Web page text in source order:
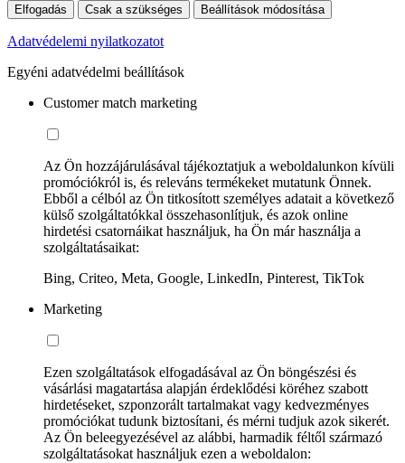
Elfogadás Csak a szükséges Beállítások módosítása
Adatvédelemi nyilatkozatot
Egyéni adatvédelmi beállítások
Customer match marketing
Az Ön hozzájárulásával tájékoztatjuk a weboldalunkon kívüli
promóciókról is, és releváns termékeket mutatunk Önnek.
Ebből a célból az Ön titkosított személyes adatait a következő
külső szolgáltatókkal összehasonlítjuk, és azok online
hirdetési csatornáikat használjuk, ha Ön már használja a
szolgáltatásaikat:
Bing, Criteo, Meta, Google, LinkedIn, Pinterest, TikTok
Marketing
Ezen szolgáltatások elfogadásával az Ön böngészési és
vásárlási magatartása alapján érdeklődési köréhez szabott
hirdetéseket, szponzorált tartalmakat vagy kedvezményes
promóciókat tudunk biztosítani, és mérni tudjuk azok sikerét.
Az Ön beleegyezésével az alábbi, harmadik féltől származó
szolgáltatásokat használjuk ezen a weboldalon: